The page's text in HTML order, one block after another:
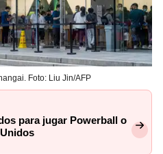
Foto: Liu Jin/AFP
para jugar Powerball o